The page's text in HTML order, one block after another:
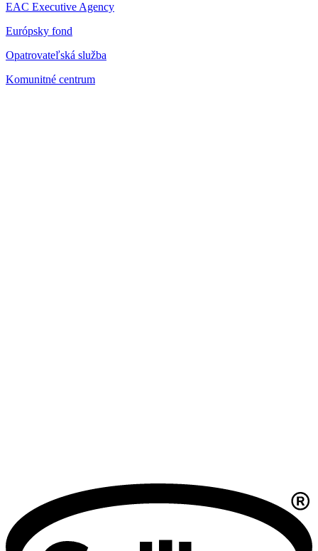
EAC Executive Agency
Európsky fond
Opatrovateľská služba
Komunitné centrum